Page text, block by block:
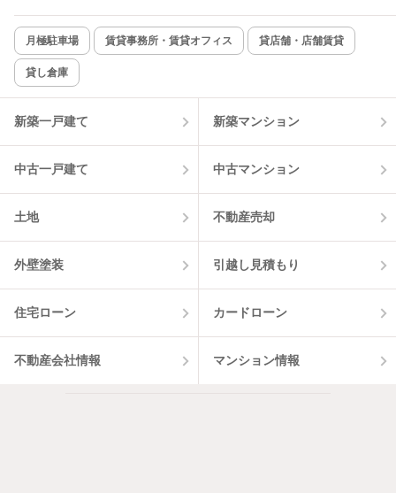
新着のみ インターネット無料
該当件数:
物件一覧に反映
月極駐車場 賃貸事務所・賃貸オフィス 貸店舗・店舗賃貸
貸し倉庫
新築一戸建て 新築マンション
中古一戸建て 中古マンション
土地 不動産売却
外壁塗装 引越し見積もり
住宅ローン カードローン
不動産会社情報 マンション情報